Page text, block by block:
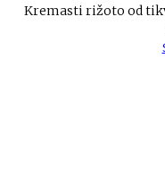
Kremasti rižoto od